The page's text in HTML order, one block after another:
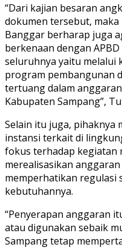
“Dari kajian besaran
dokumen tersebut, maka
Banggar berharap juga
berkenaan dengan
seluruhnya yaitu melalui
program pembangunan
tertuang dalam
Kabupaten Sampang”,
Selain itu juga, pihaknya
instansi terkait di
fokus terhadap kegiatan
merealisasikan
memperhatikan regulasi
kebutuhannya.
“Penyerapan anggaran
atau digunakan sebaik
Sampang tetap